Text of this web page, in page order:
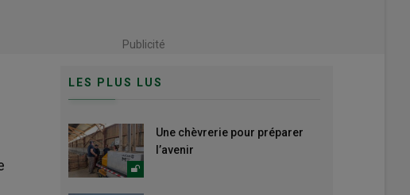
Publicité
LES PLUS LUS
Une chèvrerie pour préparer
l’avenir